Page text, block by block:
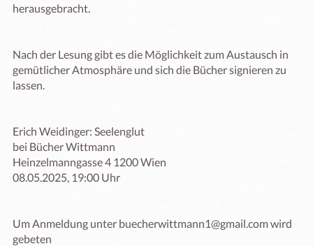
herausgebracht.
Nach der Lesung gibt es die Möglichkeit zum Austausch in
gemütlicher Atmosphäre und sich die Bücher signieren zu
lassen.
Erich Weidinger: Seelenglut
bei Bücher Wittmann
Heinzelmanngasse 4 1200 Wien
08.05.2025, 19:00 Uhr
Um Anmeldung unter buecherwittmann1@gmail.com wird